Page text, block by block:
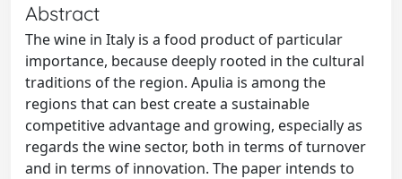
Abstract
The wine in Italy is a food product of particular
importance, because deeply rooted in the cultural
traditions of the region. Apulia is among the
regions that can best create a sustainable
competitive advantage and growing, especially as
regards the wine sector, both in terms of turnover
and in terms of innovation. The paper intends to